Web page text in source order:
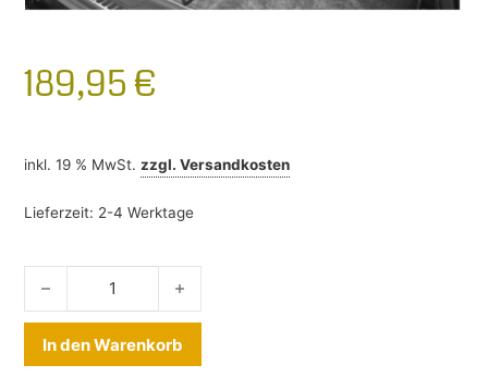
189,95 €
inkl. 19 % MwSt. zzgl.Versandkosten
Lieferzeit: 2-4 Werktage
Kofferraum Trenngitter VW Tiguan Allspace 2017-2025
In den Warenkorb